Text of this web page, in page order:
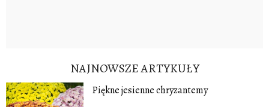
NAJNOWSZE ARTYKUŁY
Piękne jesienne chryzantemy